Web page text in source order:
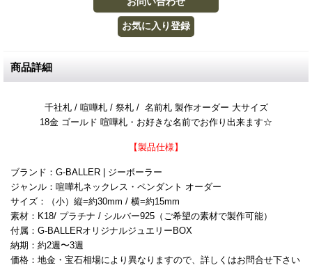
商品詳細
千社札 / 喧嘩札 / 祭札 / 名前札 製作オーダー 大サイズ
18金 ゴールド 喧嘩札・お好きな名前でお作り出来ます☆
【製品仕様】
ブランド：G-BALLER | ジーボーラー
ジャンル：喧嘩札ネックレス・ペンダント オーダー
サイズ：（小）縦=約30mm / 横=約15mm
素材：K18/ プラチナ / シルバー925（ご希望の素材で製作可能）
付属：G-BALLERオリジナルジュエリーBOX
納期：約2週〜3週
価格：地金・宝石相場により異なりますので、詳しくはお問合せ下さい